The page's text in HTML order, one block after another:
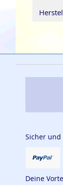
Sicher und
Deine